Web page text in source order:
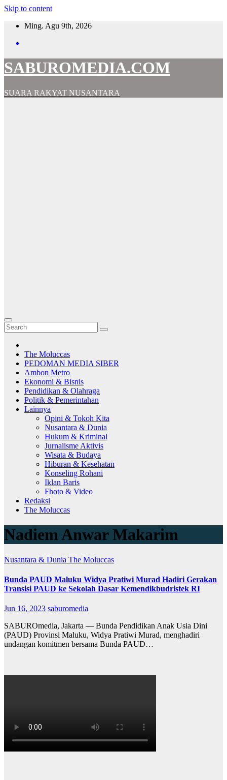
Skip to content
Ming. Agu 9th, 2026
SABUROMEDIA.COM
SUARA RAKYAT NUSANTARA
The Moluccas
PEDOMAN MEDIA SIBER
Ambon Metro
Ekonomi & Bisnis
Pendidikan & Olahraga
Politik & Pemerintahan
Lainnya
Opini & Tokoh Kita
Nusantara & Dunia
Hukum & Kriminal
Jurnalisme Aktivis
Wisata & Budaya
Hiburan & Kesehatan
Konseling Rohani
Iklan Baris
Fhoto & Video
Redaksi
The Moluccas
Nadiem Anwar Makarim
Nusantara & Dunia The Moluccas
Bunda PAUD Maluku Widya Pratiwi Murad Hadiri Gerakan
Transisi PAUD ke Sekolah Dasar Kemendikbudristek RI
Jun 16, 2023 saburomedia
SABUROmedia, Jakarta — Bunda Pendidikan Anak Usia Dini
(PAUD) Provinsi Maluku, Widya Pratiwi Murad, menghadiri
undangan komitmen bersama Bunda PAUD…